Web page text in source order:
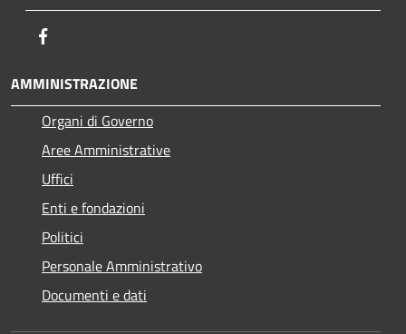
AMMINISTRAZIONE
Organi di Governo
Aree Amministrative
Uffici
Enti e fondazioni
Politici
Personale Amministrativo
Documenti e dati